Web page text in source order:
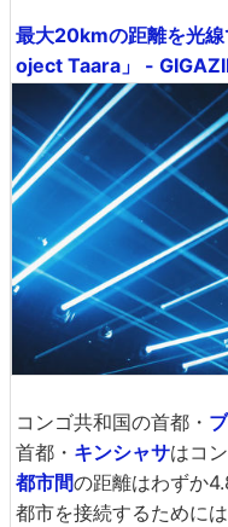
最大20kmの距離を光
oject Taara」 -
コンゴ共和国の首都・
首都・ キンシャサはコ
都市間の距離はわずか
都市を接続するために